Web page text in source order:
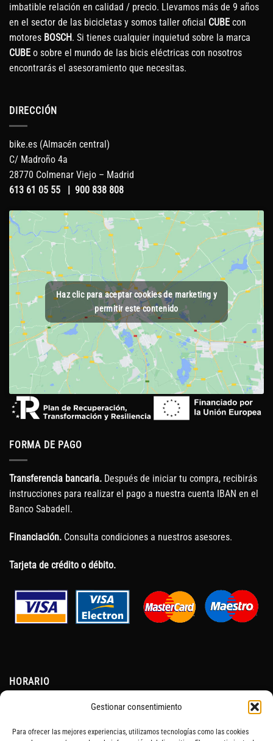
Gestionar consentimiento
Para ofrecer las mejores experiencias, utilizamos tecnologías como las cookies
imbatible relación en calidad / precio. Llevamos más de 9 años
en el sector de las bicicletas y somos taller oficial CUBE con
motores BOSCH. Si tienes cualquier inquietud sobre la marca
CUBE o sobre el mundo de las bicis eléctricas con nosotros
encontrarás el asesoramiento que necesitas.
DIRECCIÓN
bike.es (Almacén central)
C/ Madroño 4a
28770 Colmenar Viejo – Madrid
613 61 05 55 | 900 838 808
Haz clic para aceptar cookies de marketing y
permitir este contenido
FORMA DE PAGO
Transferencia bancaria. Después de iniciar tu compra, recibirás
instrucciones para realizar el pago a nuestra cuenta IBAN en el
Banco Sabadell.
Financiación. Consulta condiciones a nuestros asesores.
Tarjeta de crédito o débito.
HORARIO